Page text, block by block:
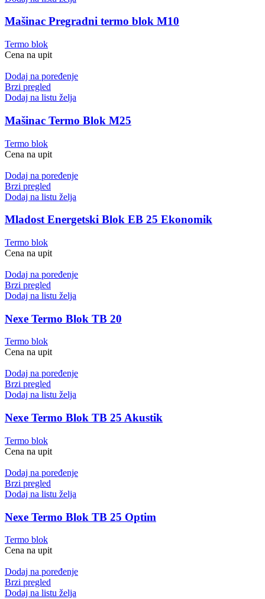
Mašinac Pregradni termo blok M10
Termo blok
Cena na upit
Dodaj na poređenje
Brzi pregled
Dodaj na listu želja
Mašinac Termo Blok M25
Termo blok
Cena na upit
Dodaj na poređenje
Brzi pregled
Dodaj na listu želja
Mladost Energetski Blok EB 25 Ekonomik
Termo blok
Cena na upit
Dodaj na poređenje
Brzi pregled
Dodaj na listu želja
Nexe Termo Blok TB 20
Termo blok
Cena na upit
Dodaj na poređenje
Brzi pregled
Dodaj na listu želja
Nexe Termo Blok TB 25 Akustik
Termo blok
Cena na upit
Dodaj na poređenje
Brzi pregled
Dodaj na listu želja
Nexe Termo Blok TB 25 Optim
Termo blok
Cena na upit
Dodaj na poređenje
Brzi pregled
Dodaj na listu želja